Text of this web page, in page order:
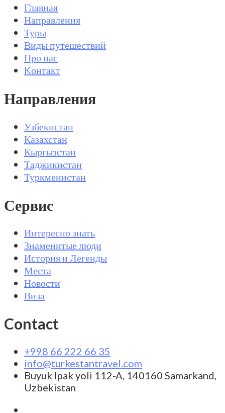
Главная
Направления
Туры
Виды путешествий
Про нас
Kонтакт
Направления
Узбекистан
Казахстан
Кыргызстан
Таджикистан
Туркменистан
Сервис
Интересно знать
Знаменитые люди
История и Легенды
Места
Новости
Виза
Contact
+998 66 222 66 35
info@turkestantravel.com
Buyuk Ipak yoli 112-A, 140160 Samarkand,
Uzbekistan